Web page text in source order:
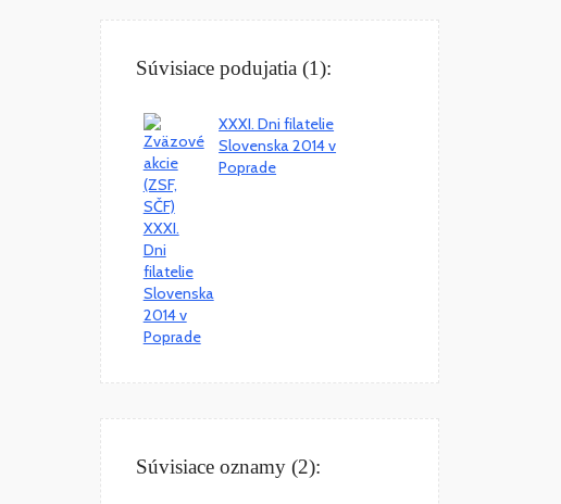
Súvisiace podujatia (1):
XXXI. Dni filatelie
Slovenska 2014 v
Poprade
Súvisiace oznamy (2):